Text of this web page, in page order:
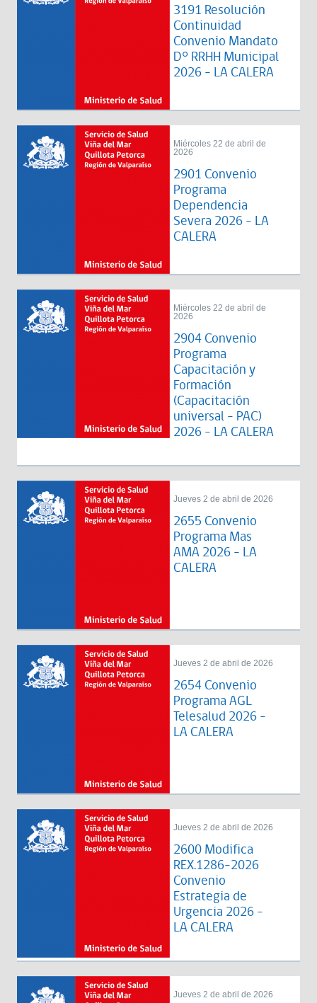
3191 Resolución
Continuidad
Convenio Mandato
D° RRHH Municipal
2026 - LA CALERA
Miércoles 22 de abril de
2026
2901 Convenio
Programa
Dependencia
Severa 2026 - LA
CALERA
Miércoles 22 de abril de
2026
2904 Convenio
Programa
Capacitación y
Formación
(Capacitación
universal - PAC)
2026 - LA CALERA
Jueves 2 de abril de 2026
2655 Convenio
Programa Mas
AMA 2026 - LA
CALERA
Jueves 2 de abril de 2026
2654 Convenio
Programa AGL
Telesalud 2026 -
LA CALERA
Jueves 2 de abril de 2026
2600 Modifica
REX.1286-2026
Convenio
Estrategia de
Urgencia 2026 -
LA CALERA
Jueves 2 de abril de 2026